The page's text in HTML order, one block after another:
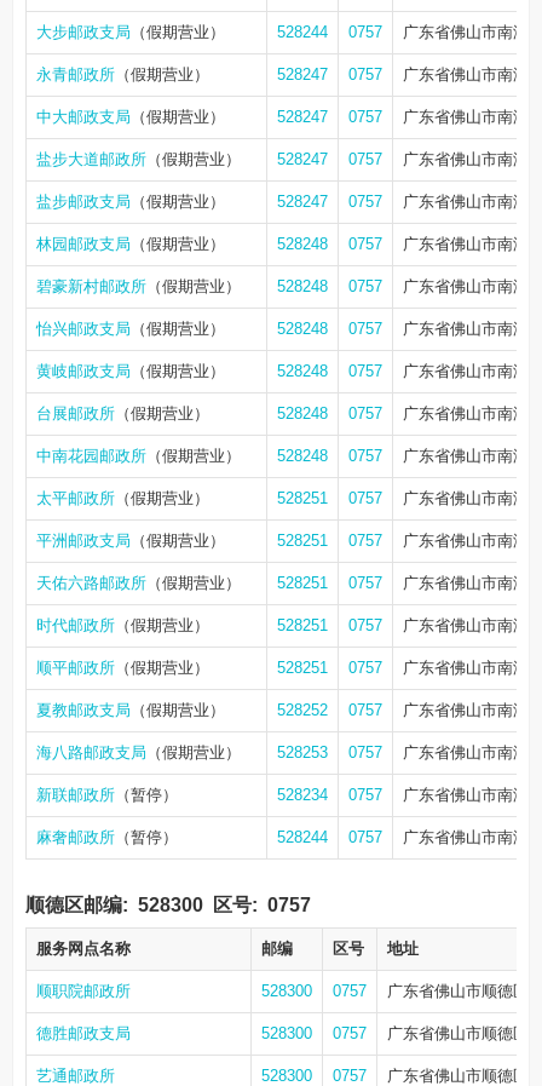
大步邮政支局 （假期营业） 528244 0757 广东省佛山市南海
永青邮政所 （假期营业） 528247 0757 广东省佛山市南海
中大邮政支局 （假期营业） 528247 0757 广东省佛山市南海
盐步大道邮政所 （假期营业） 528247 0757 广东省佛山市南海
盐步邮政支局 （假期营业） 528247 0757 广东省佛山市南海
林园邮政支局 （假期营业） 528248 0757 广东省佛山市南海
碧豪新村邮政所 （假期营业） 528248 0757 广东省佛山市南海
怡兴邮政支局 （假期营业） 528248 0757 广东省佛山市南海
黄岐邮政支局 （假期营业） 528248 0757 广东省佛山市南海
台展邮政所 （假期营业） 528248 0757 广东省佛山市南海
中南花园邮政所 （假期营业） 528248 0757 广东省佛山市南海
太平邮政所 （假期营业） 528251 0757 广东省佛山市南海
平洲邮政支局 （假期营业） 528251 0757 广东省佛山市南海
天佑六路邮政所 （假期营业） 528251 0757 广东省佛山市南海
时代邮政所 （假期营业） 528251 0757 广东省佛山市南海
顺平邮政所 （假期营业） 528251 0757 广东省佛山市南海
夏教邮政支局 （假期营业） 528252 0757 广东省佛山市南海
海八路邮政支局 （假期营业） 528253 0757 广东省佛山市南海
新联邮政所 （暂停） 528234 0757 广东省佛山市南海
麻奢邮政所 （暂停） 528244 0757 广东省佛山市南海
顺德区邮编: 528300 区号: 0757
服务网点名称 邮编 区号 地址
顺职院邮政所 528300 0757 广东省佛山市顺德区
德胜邮政支局 528300 0757 广东省佛山市顺德区
艺通邮政所 528300 0757 广东省佛山市顺德区